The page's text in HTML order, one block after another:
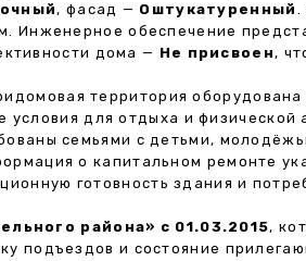
, фасад — Оштукатуренный .
Инженерное обеспечение
дома — Не присвоен,
территория оборудована
условия для отдыха и физической
семьями с детьми,
о капитальном ремонте
готовность здания и
района» с 01.03.2015,
подъездов и состояние